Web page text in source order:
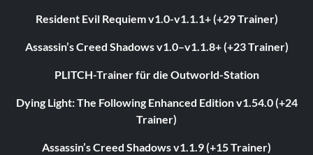
Resident Evil Requiem v1.0-v1.1.1+ (+29 Trainer)
Assassin’s Creed Shadows v1.0–v1.1.8+ (+23 Trainer)
PLITCH-Trainer für die Outworld-Station
Dying Light: The Following Enhanced Edition v1.54.0 (+24
Trainer)
Assassin’s Creed Shadows v1.1.9 (+15 Trainer)